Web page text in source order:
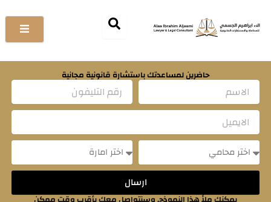
إلى
المحتوى
حاضرين لمساعدتك باستشارة قانونية مجانية
ارسال